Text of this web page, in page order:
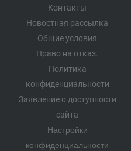
Контакты
Новостная рассылка
Общие условия
Право на отказ.
Политика
конфиденциальности
Заявление о доступности
сайта
Настройки
конфиденциальности